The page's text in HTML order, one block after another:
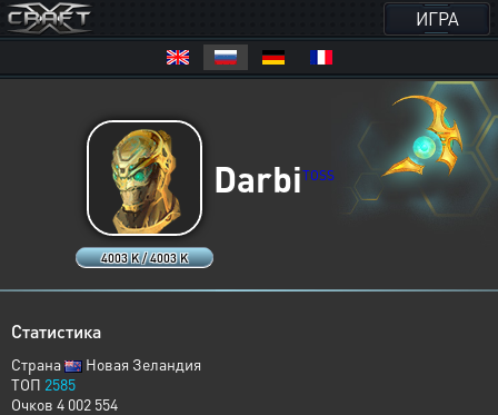
ИГРА
4003 K / 4003 K
DarbiTOSS
Статистика
Страна
Новая Зеландия
ТОП 2585
Очков 4 002 554